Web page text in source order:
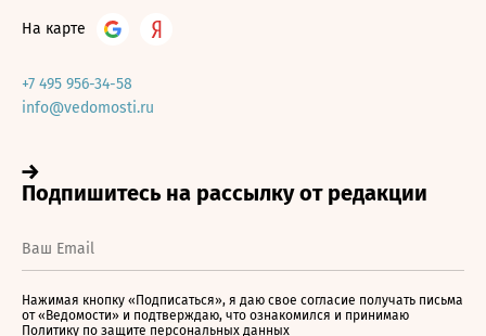
На карте
+7 495 956-34-58
info@vedomosti.ru
Нажимая кнопку «Подписаться», я даю свое согласие получать письма
от «Ведомости» и подтверждаю, что ознакомился и принимаю
Политику по защите персональных данных